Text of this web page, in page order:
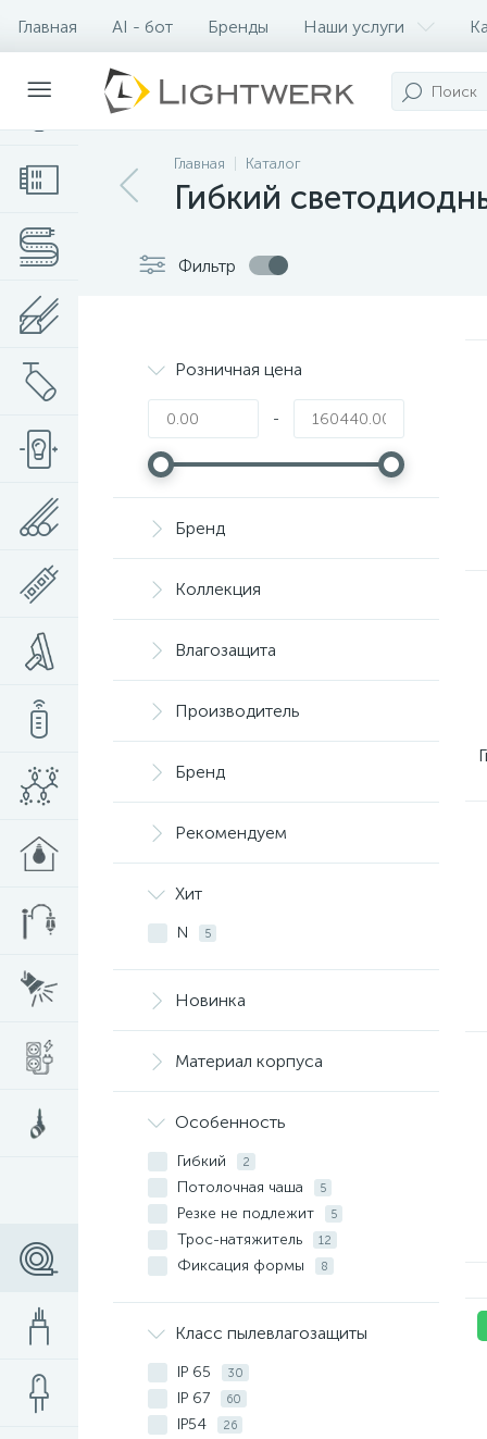
Главная AI - бот Бренды Наши услуги
Контакты
Главная Каталог
Гибкий
Фильтр
Розничная цена
-
Бренд
Коллекция
Влагозащита
Производитель
Бренд
Рекомендуем
Хит
N 5
Новинка
Материал корпуса
Особенность
Гибкий 2
Потолочная чаша 5
Резке не подлежит 5
Трос-натяжитель 12
Фиксация формы 8
Класс пылевлагозащиты
IP 65 30
IP 67 60
IP54 26